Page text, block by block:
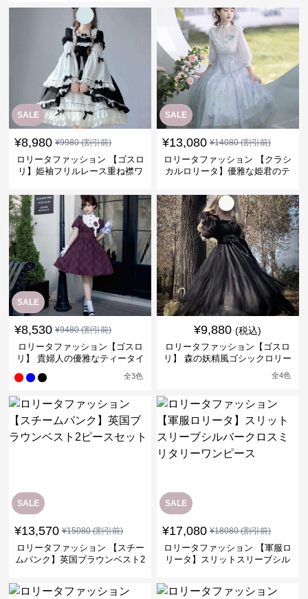
SALE
¥8,980 ¥9980(割引前)
ロリータファッション 【ゴスロ
リ】姫袖フリルレース重ね襟ワ
SALE
¥13,080 ¥14080(割引前)
ロリータファッション 【クラシ
カルロリータ】優雅な姫君のテ
SALE
¥8,530 ¥9480(割引前)
ロリータファッション【ゴスロ
リ】 貴婦人の優雅なティータイ
全3色
¥9,880 (税込)
ロリータファッション【ゴスロ
リ】 森の妖精風ゴシックロリー
全4色
SALE
¥13,570 ¥15080(割引前)
ロリータファッション 【スチー
ムパンク】英国ブラウンベスト2
SALE
¥17,080 ¥18080(割引前)
ロリータファッション 【軍服ロ
リータ】スリットスリーブシル